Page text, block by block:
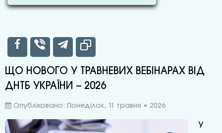
ЩО НОВОГО У ТРАВНЕВИХ ВЕБІНАРАХ ВІД
ДНТБ УКРАЇНИ – 2026
Опубліковано: Понеділок, 11 травня • 2026
У